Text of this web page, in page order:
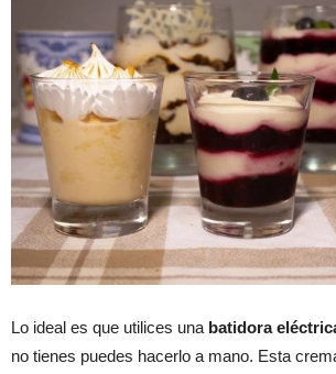
Lo ideal es que utilices una batidora
no tienes puedes hacerlo a mano. Esta